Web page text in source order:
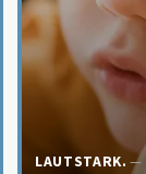
LAUTSTARK.